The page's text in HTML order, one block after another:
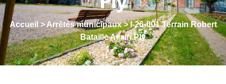
Accueil>Arrêtés municipaux>I-26-001 Terrain Robert
Bataille Allain Ply